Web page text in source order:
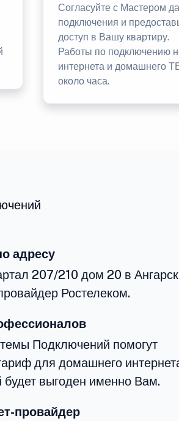
Согласуйте с Мастером
подключения и
доступ в Вашу квартиру.
Работы по подключению
интернета и домашнего
около часа.
адресу
207/210 дом 20 в
Ростелеком.
Подключений помогут
для домашнего
будет выгоден именно Вам.
провайдер